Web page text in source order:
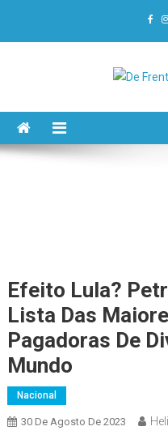
De Frente
Efeito Lula?
Lista Das
Pagadoras De
Mundo
Nacional
30 De Agosto De 2023